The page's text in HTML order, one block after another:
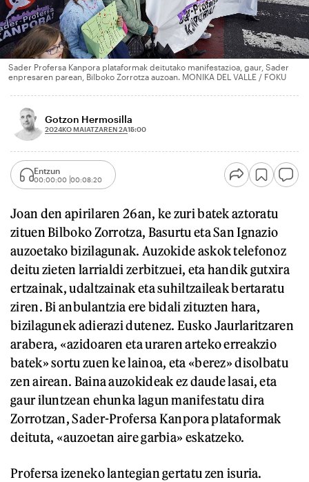
Sader Profersa Kanpora plataformak deitutako manifestazioa, gaur, Sader
enpresaren parean, Bilboko Zorrotza auzoan. MONIKA DEL VALLE / FOKU
Gotzon Hermosilla
2024KO MAIATZAREN 2A15:00
Entzun
00:00:00 00:08:20
Joan den apirilaren 26an, ke zuri batek aztoratu
zituen Bilboko Zorrotza, Basurtu eta San Ignazio
auzoetako bizilagunak. Auzokide askok telefonoz
deitu zieten larrialdi zerbitzuei, eta handik gutxira
ertzainak, udaltzainak eta suhiltzaileak bertaratu
ziren. Bi anbulantzia ere bidali zituzten hara,
bizilagunek adierazi dutenez. Eusko Jaurlaritzaren
arabera, «azidoaren eta uraren arteko erreakzio
batek» sortu zuen ke lainoa, eta «berez» disolbatu
zen airean. Baina auzokideak ez daude lasai, eta
gaur iluntzean ehunka lagun manifestatu dira
Zorrotzan, Sader-Profersa Kanpora plataformak
deituta, «auzoetan aire garbia» eskatzeko.
Profersa izeneko lantegian gertatu zen isuria.